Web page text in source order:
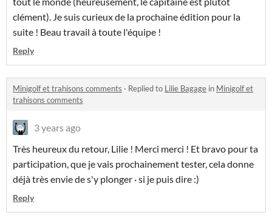
clément). Je suis curieux de la prochaine édition pour la
suite ! Beau travail à toute l'équipe !
Reply
Minigolf et trahisons comments · Replied to Lilie Bagage in Minigolf et
trahisons comments
3 years ago
Très heureux du retour, Lilie ! Merci merci ! Et bravo pour ta
participation, que je vais prochainement tester, cela donne
déjà très envie de s'y plonger · si je puis dire :)
Reply